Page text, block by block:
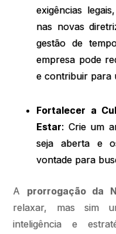
exigências
nas novas
gestão de
empresa pode
e contribuir para
Fortalecer a
Estar: Crie um
seja aberta e
vontade para
A prorrogação da
relaxar, mas sim
inteligência e